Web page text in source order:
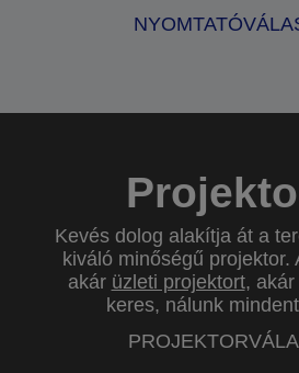
Kevés dolog alakítja át a
kiváló minőségű projektor.
akár üzleti projektort, akár
keres, nálunk